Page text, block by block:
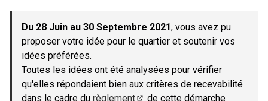
−
Du 28 Juin au 30 Septembre 2021, vous avez pu
proposer votre idée pour le quartier et soutenir vos
idées préférées.
Toutes les idées ont été analysées pour vérifier
qu'elles répondaient bien aux critères de recevabilité
dans le cadre du règlement
de cette démarche